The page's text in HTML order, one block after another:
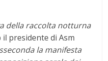
della raccolta notturna
presidente di Asm
sseconda la manifesta